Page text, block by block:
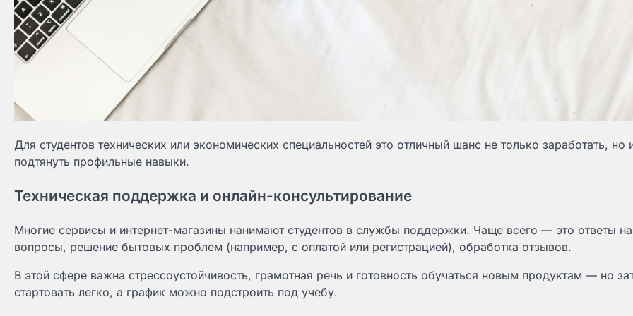
Для студентов технических или экономических специальностей это отличный шанс не только заработать, но
подтянуть профильные навыки.
Техническая поддержка и онлайн-консультирование
Многие сервисы и интернет-магазины нанимают студентов в службы поддержки. Чаще всего — это ответы на
вопросы, решение бытовых проблем (например, с оплатой или регистрацией), обработка отзывов.
В этой сфере важна стрессоустойчивость, грамотная речь и готовность обучаться новым продуктам — но
стартовать легко, а график можно подстроить под учебу.